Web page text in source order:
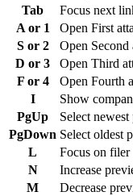
Tab
Focus next
A or 1
Open First
S or 2
Open Second
D or 3
Open Third
F or 4
Open Fourth
I
Show
PgUp
Select newest
PgDown Select oldest
L
Focus on filer
N
Increase
M
Decrease